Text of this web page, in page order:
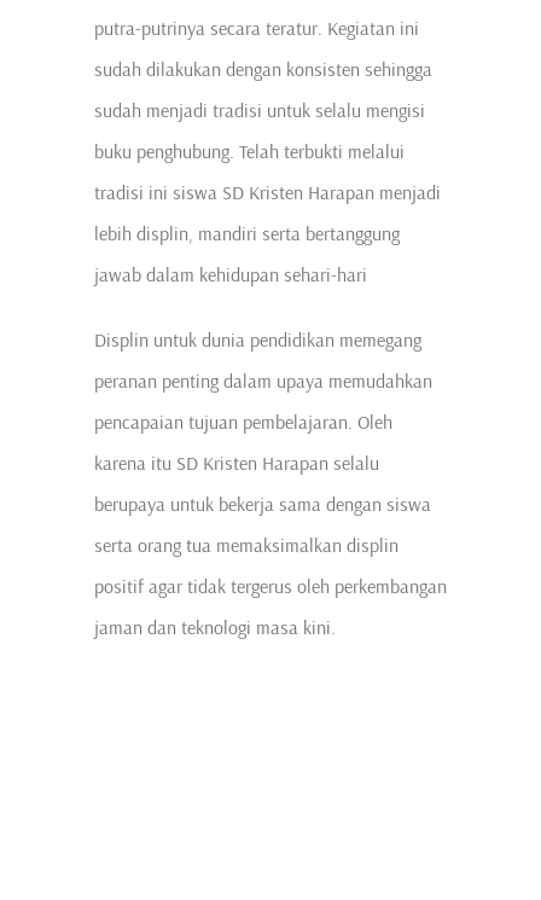
putra-putrinya secara teratur. Kegiatan ini
sudah dilakukan dengan konsisten sehingga
sudah menjadi tradisi untuk selalu mengisi
buku penghubung. Telah terbukti melalui
tradisi ini siswa SD Kristen Harapan menjadi
lebih displin, mandiri serta bertanggung
jawab dalam kehidupan sehari-hari
Displin untuk dunia pendidikan memegang
peranan penting dalam upaya memudahkan
pencapaian tujuan pembelajaran. Oleh
karena itu SD Kristen Harapan selalu
berupaya untuk bekerja sama dengan siswa
serta orang tua memaksimalkan displin
positif agar tidak tergerus oleh perkembangan
jaman dan teknologi masa kini.